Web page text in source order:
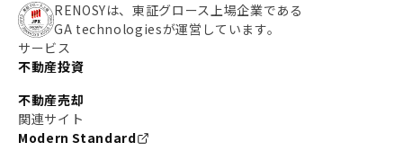
RENOSYは、東証グロース上場企業である
GA technologiesが運営しています。
サービス
不動産投資
不動産売却
関連サイト
Modern Standard